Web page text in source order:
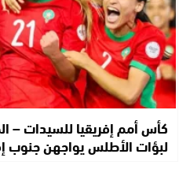
لبؤات الأطلس يواجهن جنوب